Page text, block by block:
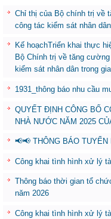
Chỉ thị của Bộ chính trị về
công tác kiểm sát nhân
Kế hoạchTriển khai thực
Bộ Chính trị về tăng
kiểm sát nhân dân trong
1931_thông báo nhu cầu
QUYẾT ĐỊNH CÔNG BỐ
NHÀ NƯỚC NĂM 2025
📢📢 THÔNG BÁO TUYỂN
Công khai tình hình xử lý
Thông báo thời gian tổ
năm 2026
Công khai tình hình xử lý